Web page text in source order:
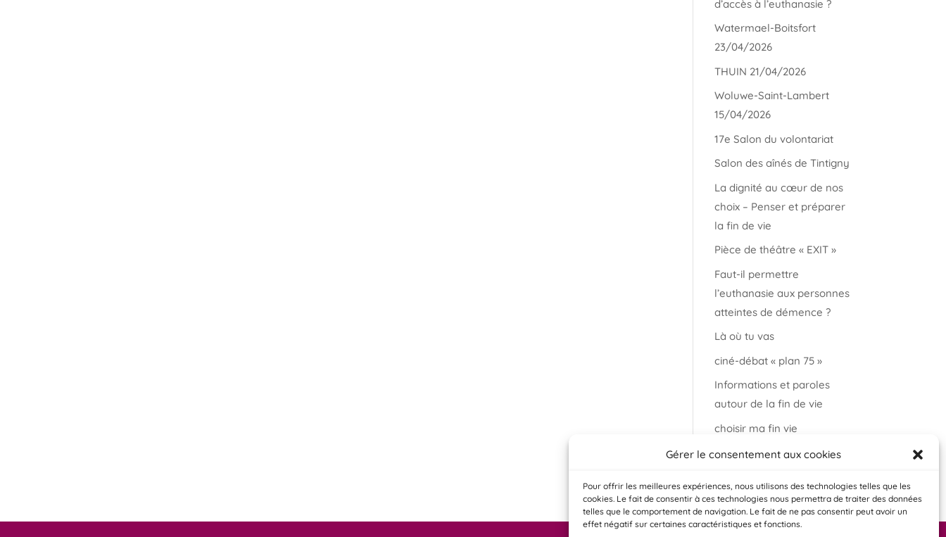
Gérer le consentement aux cookies
Pour offrir les meilleures expériences, nous utilisons des technologies telles que les
cookies. Le fait de consentir à ces technologies nous permettra de traiter des données
telles que le comportement de navigation. Le fait de ne pas consentir peut avoir un
effet négatif sur certaines caractéristiques et fonctions.
d’accès à l’euthanasie ?
Watermael-Boitsfort
23/04/2026
THUIN 21/04/2026
Woluwe-Saint-Lambert
15/04/2026
17e Salon du volontariat
Salon des aînés de Tintigny
La dignité au cœur de nos
choix – Penser et préparer
la fin de vie
Pièce de théâtre « EXIT »
Faut-il permettre
l’euthanasie aux personnes
atteintes de démence ?
Là où tu vas
ciné-débat « plan 75 »
Informations et paroles
autour de la fin de vie
choisir ma fin vie
Salon « bien vieillir à